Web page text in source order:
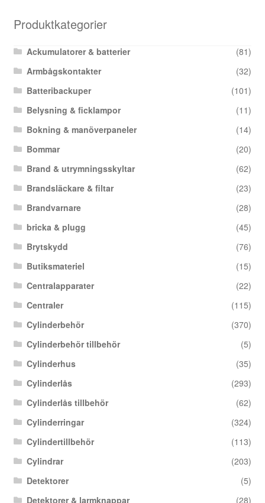
Produktkategorier
Ackumulatorer & batterier
(81)
Armbågskontakter
(32)
Batteribackuper
(101)
Belysning & ficklampor
(11)
Bokning & manöverpaneler
(14)
Bommar
(20)
Brand & utrymningsskyltar
(62)
Brandsläckare & filtar
(23)
Brandvarnare
(28)
bricka & plugg
(45)
Brytskydd
(76)
Butiksmateriel
(15)
Centralapparater
(22)
Centraler
(115)
Cylinderbehör
(370)
Cylinderbehör tillbehör
(5)
Cylinderhus
(35)
Cylinderlås
(293)
Cylinderlås tillbehör
(62)
Cylinderringar
(324)
Cylindertillbehör
(113)
Cylindrar
(203)
Detektorer
(5)
Detektorer & larmknappar
(28)